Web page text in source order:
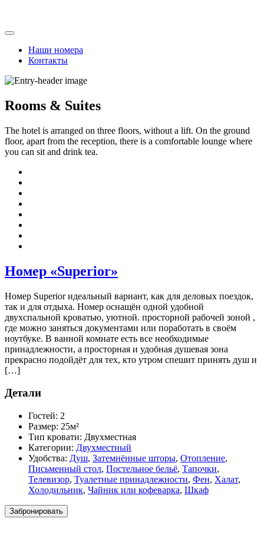
content
Наши номера
Контакты
Rooms & Suites
The hotel is arranged on three floors, without a lift. On the ground
floor, apart from the reception, there is a comfortable lounge where
you can sit and drink tea.
Номер «Superior»
Номер Superior идеальный вариант, как для деловых поездок,
так и для отдыха. Номер оснащён одной удобной
двухспальной кроватью, уютной. просторной рабочей зоной ,
где можно заняться документами или поработать в своём
ноутбуке. В ванной комнате есть все необходимые
принадлежности, а просторная и удобная душевая зона
прекрасно подойдёт для тех, кто утром спешит принять душ и
[…]
Детали
Гостей: 2
Размер: 25м²
Тип кровати: Двухместная
Категории: Двухместный
Удобства: Душ, Затемнённые шторы, Отопление,
Письменный стол, Постельное бельё, Тапочки,
Телевизор, Туалетные принадлежности, Фен, Халат,
Холодильник, Чайник или кофеварка, Шкаф
Забронировать